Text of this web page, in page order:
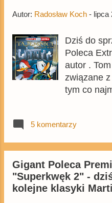
Autor: Radosław Koch - lipca
Dziś do
Poleca
autor .
związane
tym co
dekad
zł, a za
Marcin
na
5 komentarzy
Gigant Poleca
"Superkwęk 2" -
kolejne klasyki